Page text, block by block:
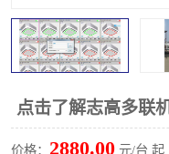
点击了解志高多联
价格： 2880.00 元/台 起